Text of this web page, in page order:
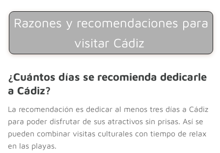
Razones y recomendaciones para
visitar Cádiz
¿Cuántos días se recomienda dedicarle
a Cádiz?
La recomendación es dedicar al menos tres días a Cádiz
para poder disfrutar de sus atractivos sin prisas. Así se
pueden combinar visitas culturales con tiempo de relax
en las playas.